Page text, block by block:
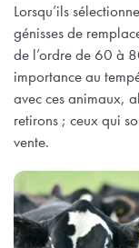
Lorsqu’ils
génisses de
de l’ordre de 60 à
importance au
avec ces animaux,
retirons ; ceux qui
vente.